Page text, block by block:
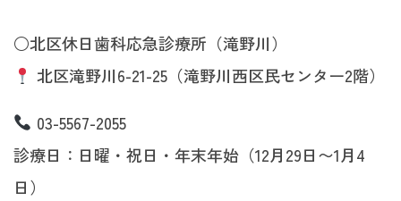
○北区休日歯科応急診療所（滝野川）
北区滝野川6-21-25（滝野川西区民センター2階）
03-5567-2055
診療日：日曜・祝日・年末年始（12月29日〜1月4
日）